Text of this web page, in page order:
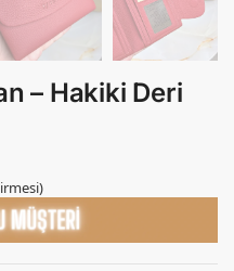
– Hakiki Deri